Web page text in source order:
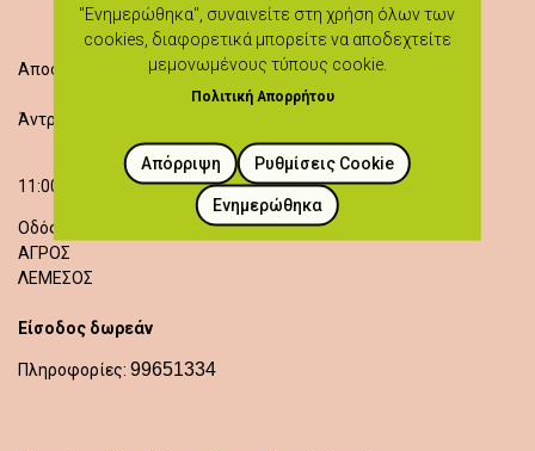
Αποστάξεις βοτάνων και εργαστήρια
Άντρια και Έλενα Τσολάκη
11:00 - 13:00
Οδός Τριαντάφυλλου, Βιοτεχνία Τριανταφύλλου
ΑΓΡΟΣ
ΛΕΜΕΣΟΣ
Είσοδος δωρεάν
Πληροφορίες: 99651334
"Ενημερώθηκα", συναινείτε στη χρήση όλων των
cookies, διαφορετικά μπορείτε να αποδεχτείτε
μεμονωμένους τύπους cookie.
Πολιτική Απορρήτου
Ρυθμίσεις Cookie
Απόρριψη
Ενημερώθηκα